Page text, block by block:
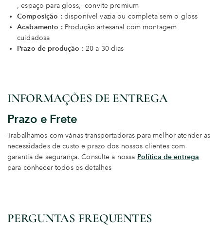
, espaço para gloss, convite premium
Composição : disponível vazia ou completa sem o gloss
Acabamento : Produção artesanal com montagem
cuidadosa
Prazo de produção : 20 a 30 dias
INFORMAÇÕES DE ENTREGA
Prazo e Frete
Trabalhamos com várias transportadoras para melhor atender as
necessidades de custo e prazo dos nossos clientes com
garantia de segurança. Consulte a nossa Política de entrega
para conhecer todos os detalhes
PERGUNTAS FREQUENTES